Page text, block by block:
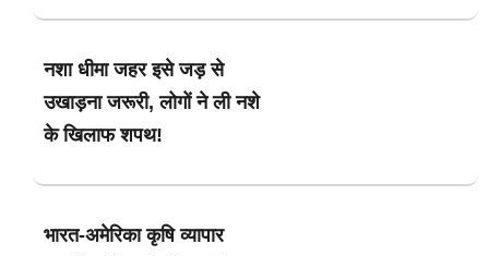
नशा धीमा जहर इसे जड़ से
उखाड़ना जरूरी, लोगों ने ली नशे
के खिलाफ शपथ!
भारत-अमेरिका कृषि व्यापार